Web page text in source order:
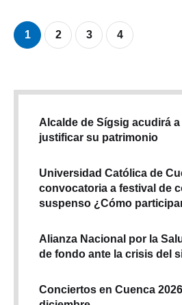
1 2 3 4
Alcalde de Sígsig acudirá
justificar su patrimonio
Universidad Católica de
convocatoria a festival de
suspenso ¿Cómo
Alianza Nacional por la
de fondo ante la crisis del
Conciertos en Cuenca